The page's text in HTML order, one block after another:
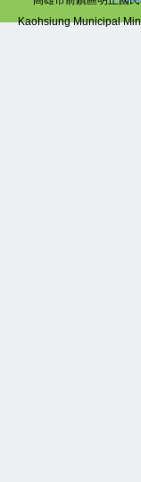
Kaohsiung Municipal